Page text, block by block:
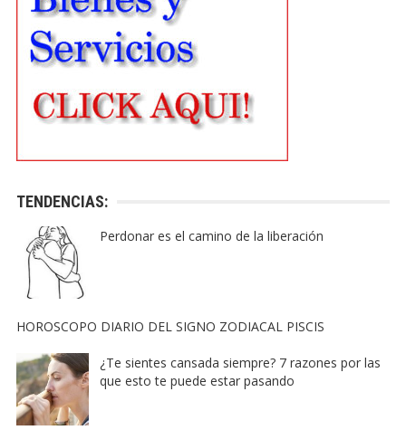
TENDENCIAS:
Perdonar es el camino de la liberación
HOROSCOPO DIARIO DEL SIGNO ZODIACAL PISCIS
¿Te sientes cansada siempre? 7 razones por las
que esto te puede estar pasando